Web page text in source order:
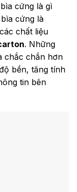
cứng là gì
cứng là
chất liệu
. Những
chắc chắn hơn
bền, tăng tính
tin bên